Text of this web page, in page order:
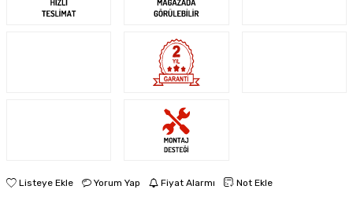
Listeye Ekle Yorum Yap Fiyat Alarmı Not Ekle